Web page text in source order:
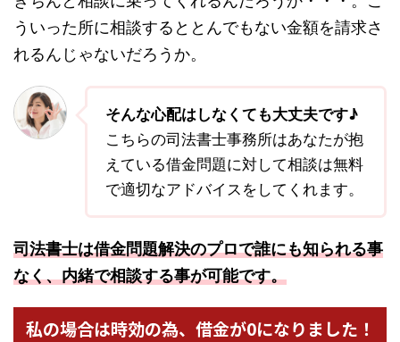
ういった所に相談するととんでもない金額を請求さ
れるんじゃないだろうか。
そんな心配はしなくても大丈夫です♪
こちらの司法書士事務所はあなたが抱
えている借金問題に対して相談は無料
で適切なアドバイスをしてくれます。
司法書士は借金問題解決のプロで誰にも知られる事
なく、内緒で相談する事が可能です。
私の場合は時効の為、借金が0になりました！